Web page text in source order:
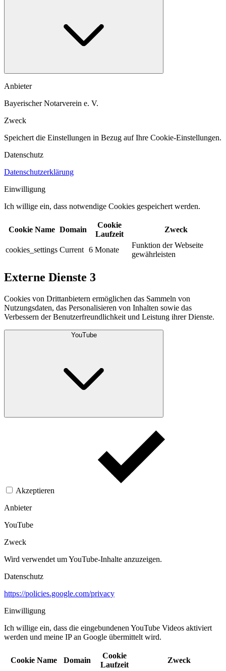
Anbieter
Bayerischer Notarverein e. V.
Zweck
Speichert die Einstellungen in Bezug auf Ihre Cookie-Einstellungen.​
Datenschutz
Datenschutzerklärung
Einwilligung
Ich willige ein, dass notwendige Cookies gespeichert werden.​
Cookie Name Domain
Cookie
Laufzeit
Zweck
cookies_settings Current 6 Monate
Funktion der Webseite
gewährleisten
Externe Dienste 3
Cookies von Drittanbietern ermöglichen das Sammeln von
Nutzungsdaten, das Personalisieren von Inhalten sowie das
Verbessern der Benutzerfreundlichkeit und Leistung ihrer Dienste.
YouTube
Akzeptieren
Anbieter
YouTube
Zweck
Wird verwendet um YouTube-Inhalte anzuzeigen.​
Datenschutz
https://policies.google.com/privacy
Einwilligung
Ich willige ein, dass die eingebundenen YouTube Videos aktiviert
werden und meine IP an Google übermittelt wird.​
Cookie Name Domain
Cookie
Laufzeit
Zweck